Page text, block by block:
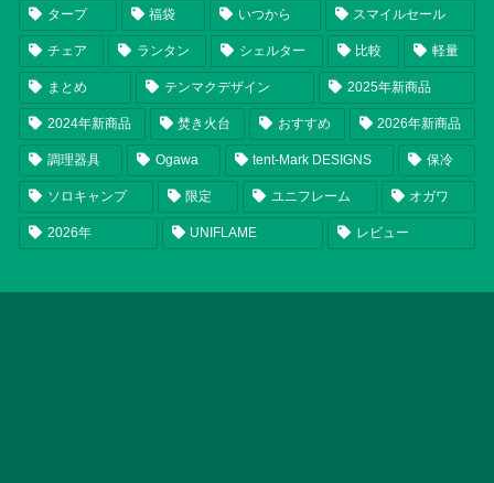
タープ 福袋 いつから スマイルセール
チェア ランタン シェルター 比較 軽量
まとめ テンマクデザイン 2025年新商品
2024年新商品 焚き火台 おすすめ 2026年新商品
調理器具 Ogawa tent-Mark DESIGNS 保冷
ソロキャンプ 限定 ユニフレーム オガワ
2026年 UNIFLAME レビュー